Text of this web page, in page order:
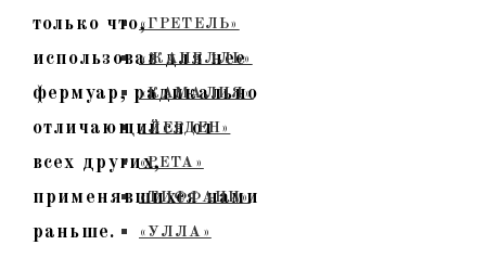
«ГРЕТЕЛЬ»
«ЖАНЕЛЛЬ»
«КАМАЛИЯ»
«ЛЕРДЕН»
«РЕТА»
«ТИФФАНИ»
«УЛЛА»
только что,
использовав для нее
фермуар, радикально
отличающийся от
всех других,
применявшихся нами
раньше.